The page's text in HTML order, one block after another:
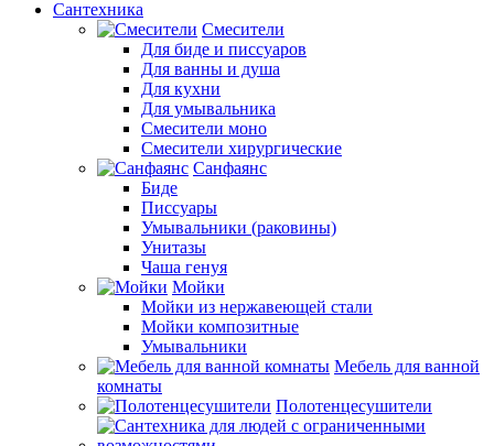
Сантехника
Смесители
Для биде и писсуаров
Для ванны и душа
Для кухни
Для умывальника
Смесители моно
Смесители хирургические
Санфаянс
Биде
Писсуары
Умывальники (раковины)
Унитазы
Чаша генуя
Мойки
Мойки из нержавеющей стали
Мойки композитные
Умывальники
Мебель для ванной
комнаты
Полотенцесушители